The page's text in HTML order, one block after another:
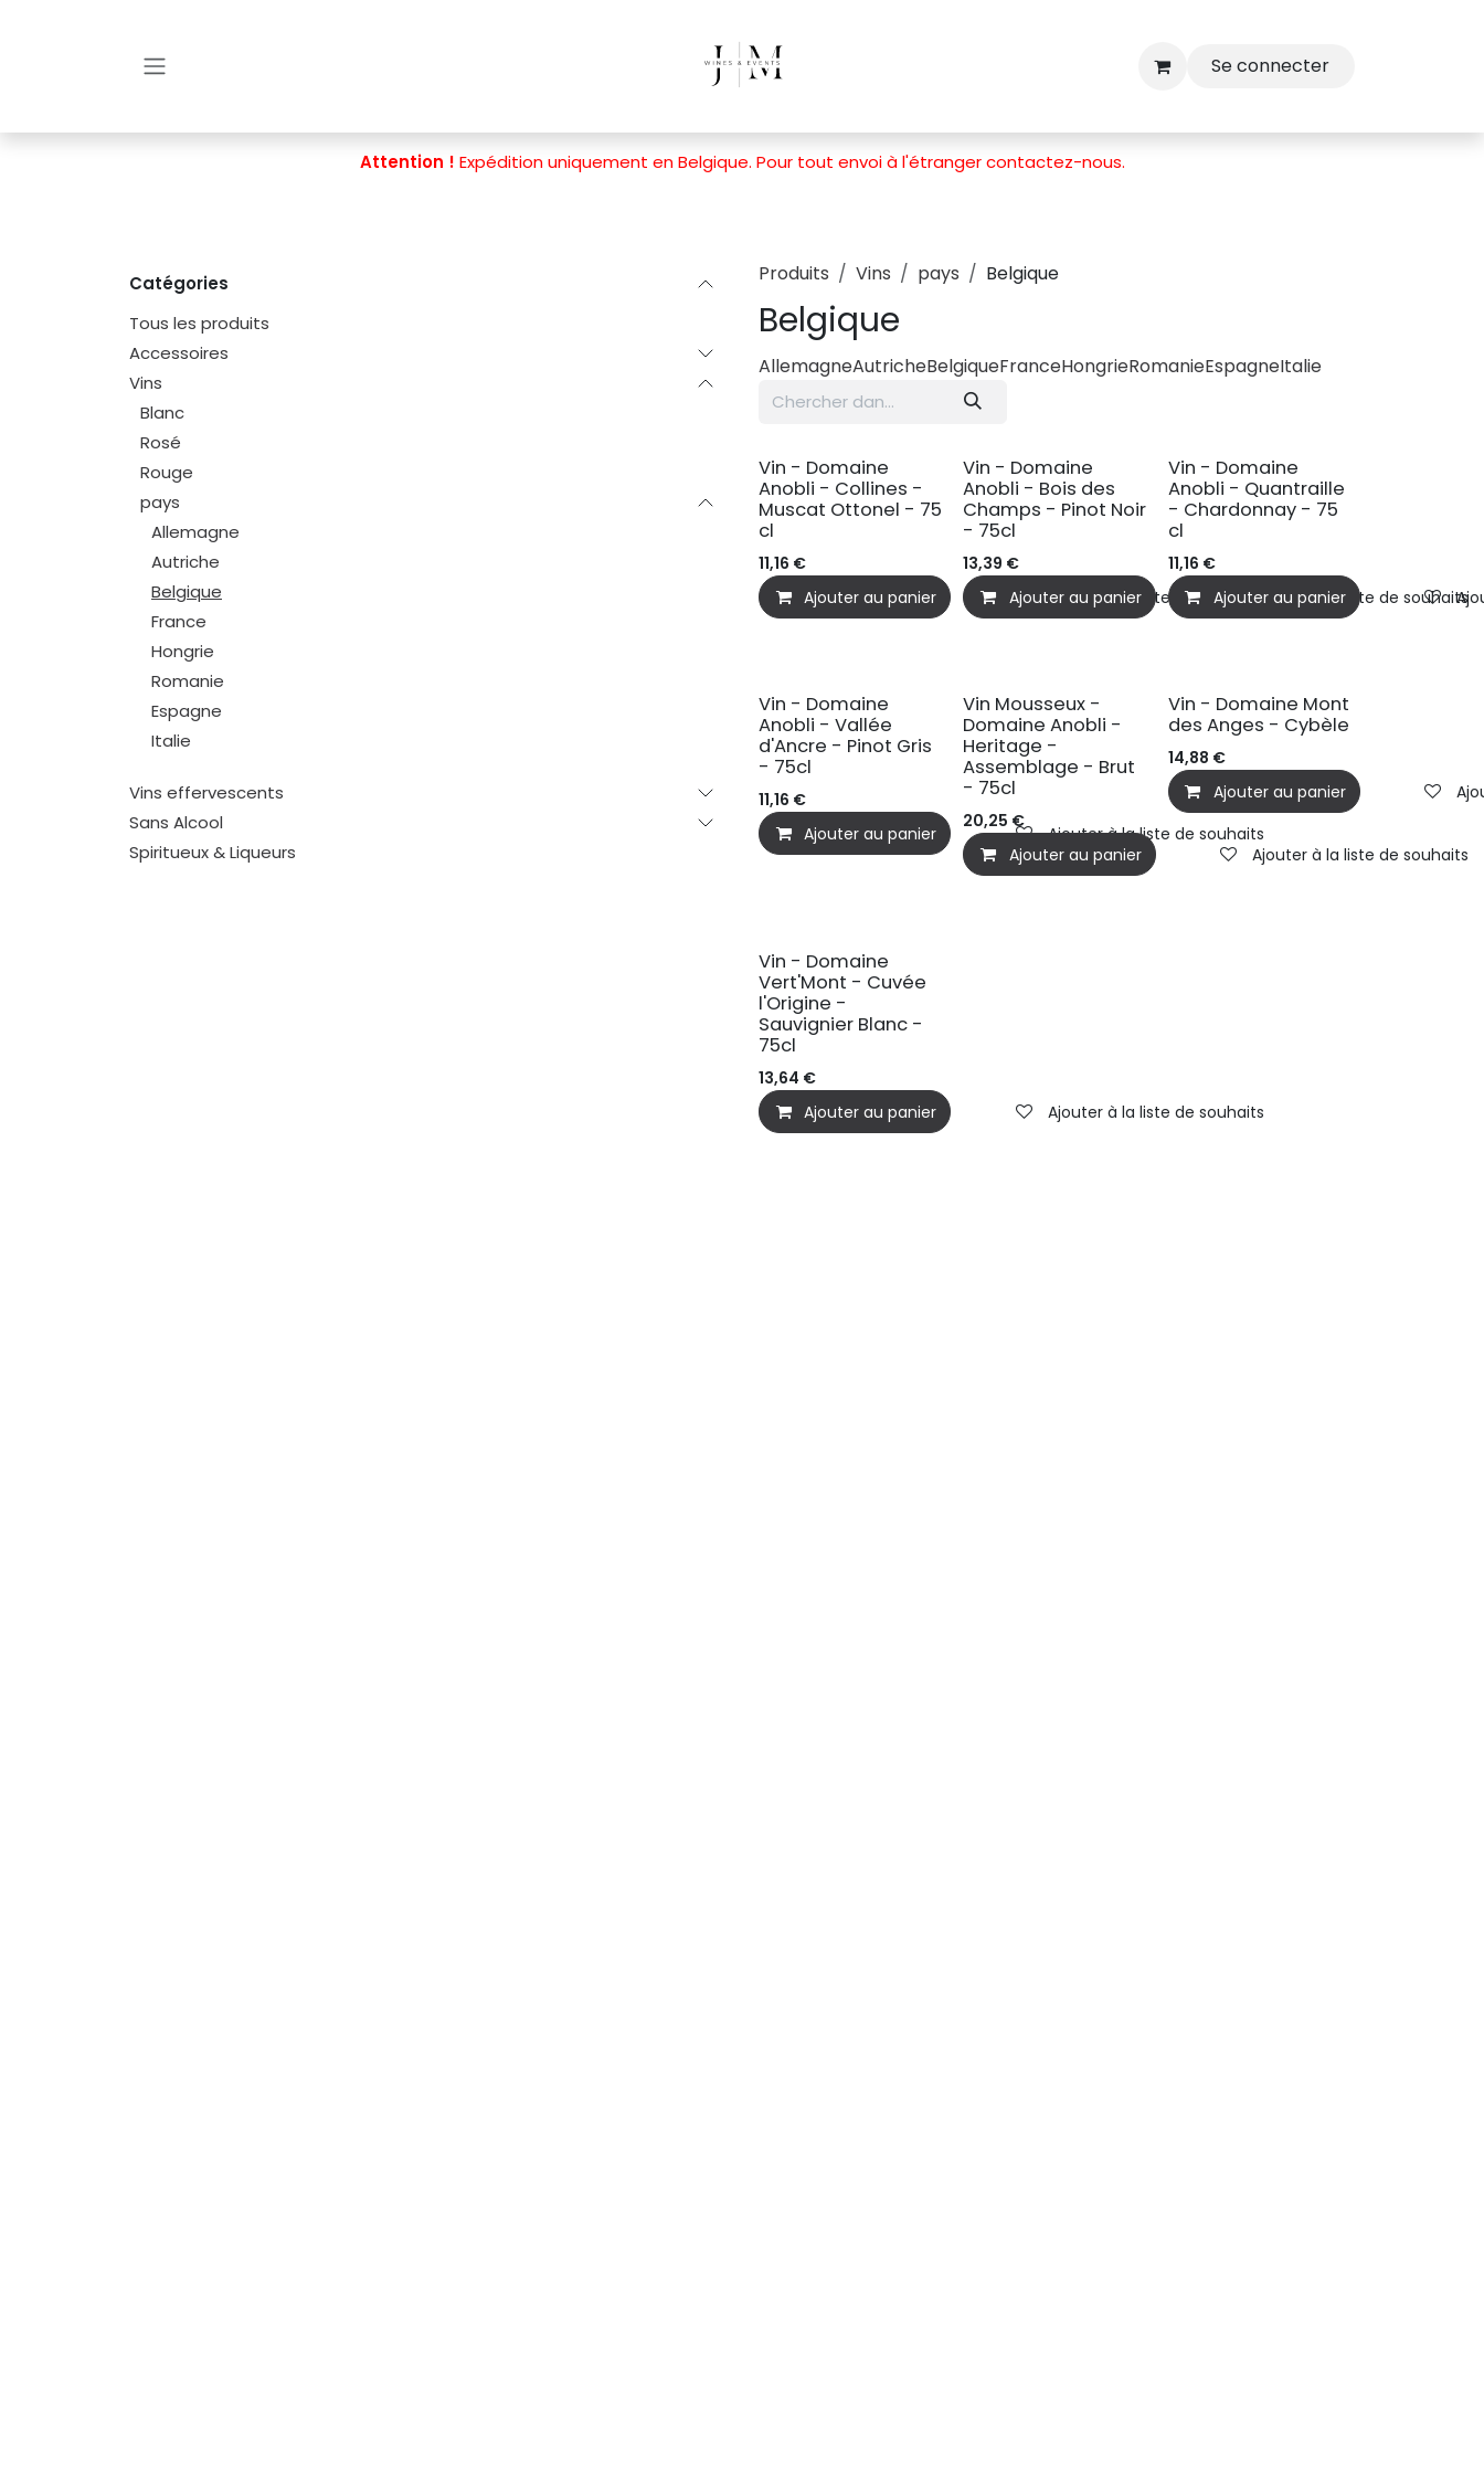
Se connecter
Attention ! Expédition uniquement en Belgique. Pour tout envoi à l'étrangercontactez-nous.
Catégories
Tous les produits
Accessoires
Vins
Blanc
Rosé
Rouge
pays
Allemagne
Autriche
Belgique
France
Hongrie
Romanie
Espagne
Italie
Vins effervescents
Sans Alcool
Spiritueux & Liqueurs
Produits Vins pays Belgique
Belgique
AllemagneAutricheBelgiqueFranceHongrieRomanieEspagneItalie
Vin - Domaine
Anobli - Collines -
Muscat Ottonel - 75
cl
11,16 €
Ajouter au panier
Ajouter à la liste de souhaits
Vin - Domaine
Anobli - Bois des
Champs - Pinot Noir
- 75cl
13,39 €
Ajouter au panier
Ajouter à la liste de souhaits
Vin - Domaine
Anobli - Quantraille
- Chardonnay - 75
cl
11,16 €
Ajouter au panier
Vin - Domaine
Anobli - Vallée
d'Ancre - Pinot Gris
- 75cl
11,16 €
Ajouter au panier
Ajouter à la liste de souhaits
Vin Mousseux -
Domaine Anobli -
Heritage -
Assemblage - Brut
- 75cl
20,25 €
Ajouter au panier
Ajouter à la liste de souhaits
Vin - Domaine Mont
des Anges - Cybèle
14,88 €
Ajouter au panier
Vin - Domaine
Vert'Mont - Cuvée
l'Origine -
Sauvignier Blanc -
75cl
13,64 €
Ajouter au panier
Ajouter à la liste de souhaits